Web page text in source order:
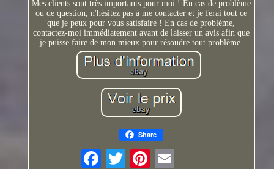
Mes clients sont très importants pour moi ! En cas de problème
ou de question, n'hésitez pas à me contacter et je ferai tout ce
que je peux pour vous satisfaire ! En cas de problème,
contactez-moi immédiatement avant de laisser un avis afin que
je puisse faire de mon mieux pour résoudre tout problème.
Share